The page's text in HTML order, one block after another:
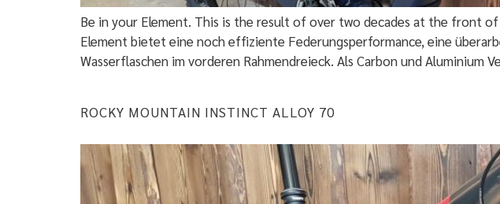
Be in your Element. This is the result of over two decades at the front of
Element bietet eine noch effiziente Federungsperformance, eine
Wasserflaschen im vorderen Rahmendreieck. Als Carbon und Aluminium
ROCKY MOUNTAIN INSTINCT ALLOY 70